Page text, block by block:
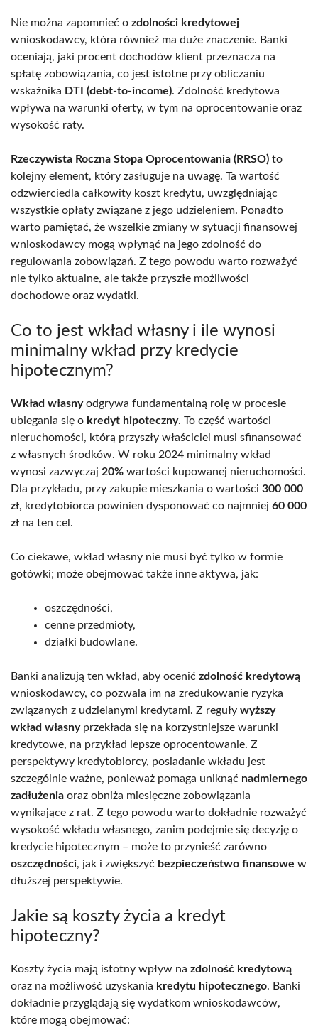
Nie można zapomnieć o zdolności kredytowej
wnioskodawcy, która również ma duże znaczenie. Banki
oceniają, jaki procent dochodów klient przeznacza na
spłatę zobowiązania, co jest istotne przy obliczaniu
wskaźnika DTI (debt-to-income). Zdolność kredytowa
wpływa na warunki oferty, w tym na oprocentowanie oraz
wysokość raty.
Rzeczywista Roczna Stopa Oprocentowania (RRSO) to
kolejny element, który zasługuje na uwagę. Ta wartość
odzwierciedla całkowity koszt kredytu, uwzględniając
wszystkie opłaty związane z jego udzieleniem. Ponadto
warto pamiętać, że wszelkie zmiany w sytuacji finansowej
wnioskodawcy mogą wpłynąć na jego zdolność do
regulowania zobowiązań. Z tego powodu warto rozważyć
nie tylko aktualne, ale także przyszłe możliwości
dochodowe oraz wydatki.
Co to jest wkład własny i ile wynosi
minimalny wkład przy kredycie
hipotecznym?
Wkład własnyodgrywa fundamentalną rolę w procesie
ubiegania się o kredyt hipoteczny. To część wartości
nieruchomości, którą przyszły właściciel musi sfinansować
z własnych środków. W roku 2024 minimalny wkład
wynosi zazwyczaj 20% wartości kupowanej nieruchomości.
Dla przykładu, przy zakupie mieszkania o wartości 300 000
zł, kredytobiorca powinien dysponować co najmniej 60 000
zł na ten cel.
Co ciekawe, wkład własny nie musi być tylko w formie
gotówki; może obejmować także inne aktywa, jak:
oszczędności,
cenne przedmioty,
działki budowlane.
Banki analizują ten wkład, aby ocenić zdolność kredytową
wnioskodawcy, co pozwala im na zredukowanie ryzyka
związanych z udzielanymi kredytami. Z reguły wyższy
wkład własnyprzekłada się na korzystniejsze warunki
kredytowe, na przykład lepsze oprocentowanie. Z
perspektywy kredytobiorcy, posiadanie wkładu jest
szczególnie ważne, ponieważ pomaga uniknąć nadmiernego
zadłużenia oraz obniża miesięczne zobowiązania
wynikające z rat. Z tego powodu warto dokładnie rozważyć
wysokość wkładu własnego, zanim podejmie się decyzję o
kredycie hipotecznym – może to przynieść zarówno
oszczędności, jak i zwiększyć bezpieczeństwo finansowe w
dłuższej perspektywie.
Jakie są koszty życia a kredyt
hipoteczny?
Koszty życia mają istotny wpływ na zdolność kredytową
oraz na możliwość uzyskania kredytu hipotecznego. Banki
dokładnie przyglądają się wydatkom wnioskodawców,
które mogą obejmować: